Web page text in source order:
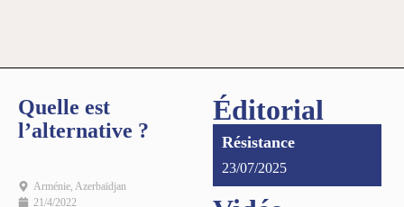
Quelle est
l’alternative ?
Arménie Azerbaïdjan
21/4/2022
Éditorial
Résistance
23/07/2025